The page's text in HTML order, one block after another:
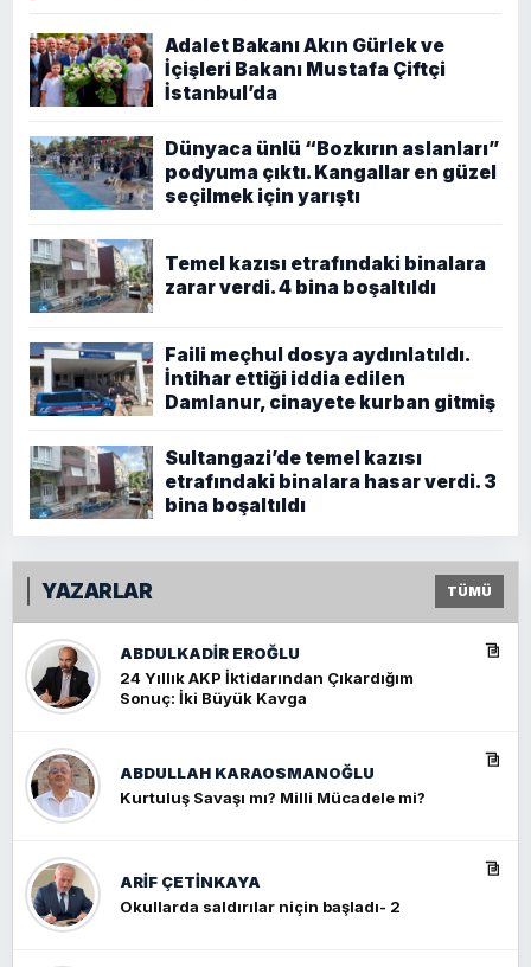
Adalet Bakanı Akın Gürlek ve
İçişleri Bakanı Mustafa Çiftçi
İstanbul’da
Dünyaca ünlü “Bozkırın aslanları”
podyuma çıktı. Kangallar en güzel
seçilmek için yarıştı
Temel kazısı etrafındaki binalara
zarar verdi. 4 bina boşaltıldı
Faili meçhul dosya aydınlatıldı.
İntihar ettiği iddia edilen
Damlanur, cinayete kurban gitmiş
Sultangazi’de temel kazısı
etrafındaki binalara hasar verdi. 3
bina boşaltıldı
YAZARLAR TÜMÜ
ABDULKADIR EROĞLU
24 Yıllık AKP İktidarından Çıkardığım
Sonuç: İki Büyük Kavga
ABDULLAH KARAOSMANOĞLU
Kurtuluş Savaşı mı? Milli Mücadele mi?
ARIF ÇETİNKAYA
Okullarda saldırılar niçin başladı- 2